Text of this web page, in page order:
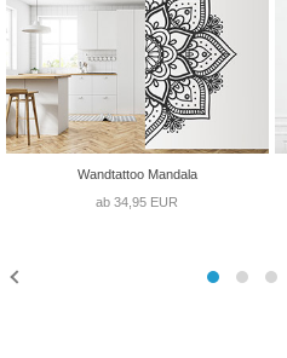
Wandtattoo Mandala
ab 34,95 EUR